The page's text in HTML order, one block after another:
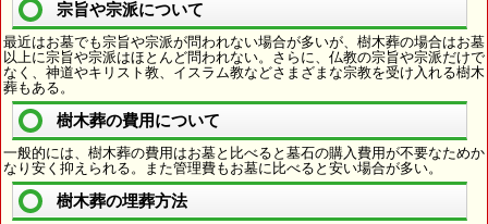
宗旨や宗派について
最近はお墓でも宗旨や宗派が問われない場合が多いが、樹木葬の場合はお墓
以上に宗旨や宗派はほとんど問われない。さらに、仏教の宗旨や宗派だけで
なく、神道やキリスト教、イスラム教などさまざまな宗教を受け入れる樹木
葬もある。
樹木葬の費用について
一般的には、樹木葬の費用はお墓と比べると墓石の購入費用が不要なためか
なり安く抑えられる。また管理費もお墓に比べると安い場合が多い。
樹木葬の埋葬方法